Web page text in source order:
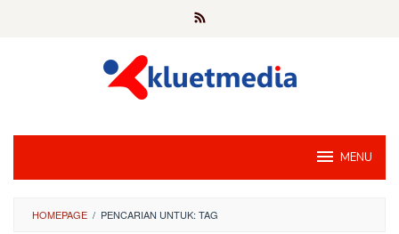
MENU
HOMEPAGE / PENCARIAN UNTUK: TAG